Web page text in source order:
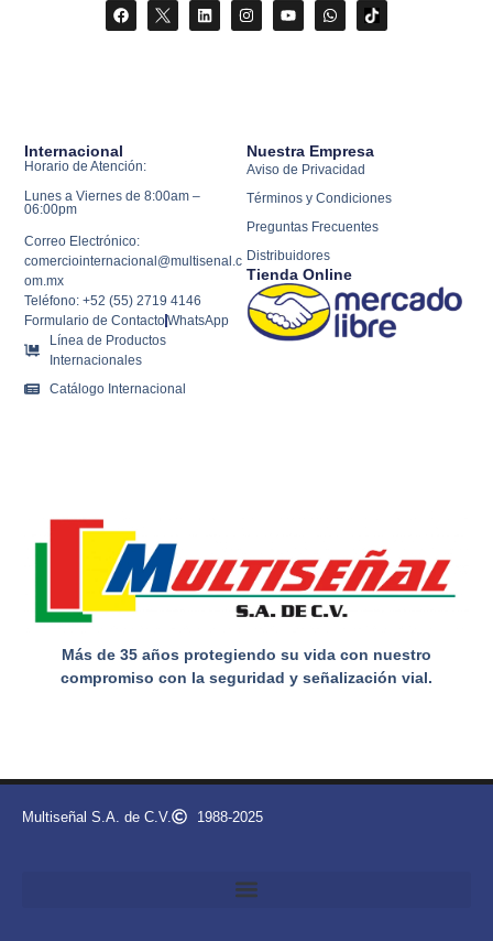
Más de 35 años protegiendo su vida con nuestro
compromiso con la seguridad y señalización vial.
Nuestra Empresa
Aviso de Privacidad
Términos y Condiciones
Preguntas Frecuentes
Distribuidores
Tienda Online
Internacional
Horario de Atención:
Lunes a Viernes de 8:00am –
06:00pm
Correo Electrónico:
comerciointernacional@multisenal.c
om.mx
Teléfono: +52 (55) 2719 4146
Formulario de ContactoWhatsApp
Línea de Productos
Internacionales
Catálogo Internacional
Multiseñal S.A. de C.V. 1988-2025